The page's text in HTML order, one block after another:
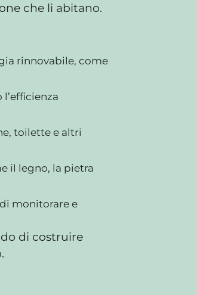
che li abitano.
rinnovabile, come
toilette e altri
il legno, la pietra
monitorare e
di costruire